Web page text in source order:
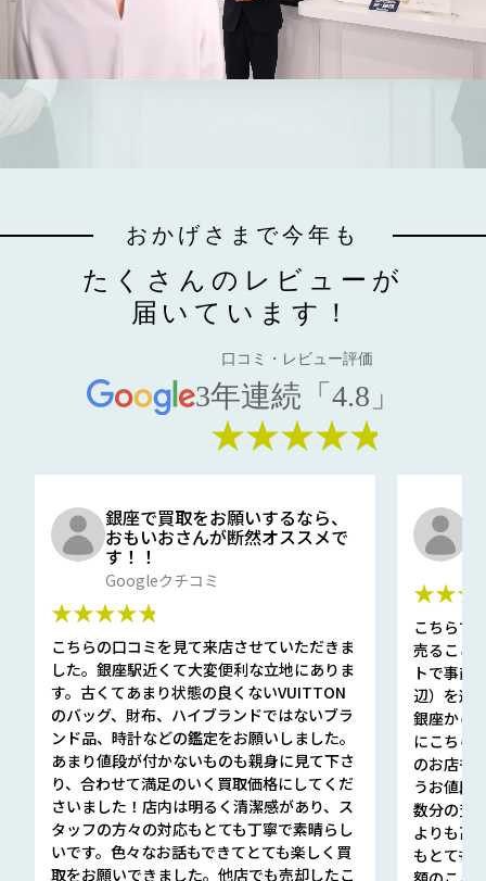
おかげさまで今年も
たくさんのレビューが
届いています！
口コミ・レビュー評価
3年連続「4.8」
★★★★★
銀座で買取をお願いするなら、
おもいおさんが断然オススメで
す！！
Googleクチコミ
★★★★★
こちらの口コミを見て来店させていただきま
した。銀座駅近くて大変便利な立地にありま
す。古くてあまり状態の良くないVUITTON
のバッグ、財布、ハイブランドではないブラ
ンド品、時計などの鑑定をお願いしました。
あまり値段が付かないものも親身に見て下さ
り、合わせて満足のいく買取価格にしてくだ
さいました！店内は明るく清潔感があり、ス
タッフの方々の対応もとても丁寧で素晴らし
いです。色々なお話もできてとても楽しく買
取をお願いできました。他店でも売却したこ
こちらで
売ること
トで事前
辺）を選
銀座から
にこちら
のお店も
うお値段
数分の査
よりも高
もとても